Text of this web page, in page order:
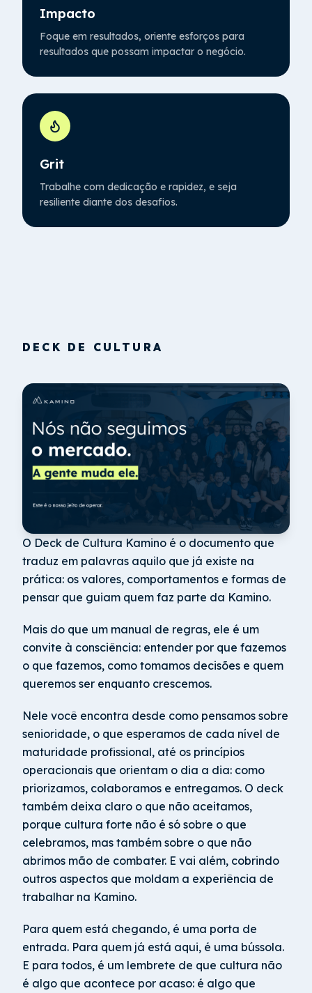
Impacto
Foque em resultados, oriente esforços para
resultados que possam impactar o negócio.
Grit
Trabalhe com dedicação e rapidez, e seja
resiliente diante dos desafios.
DECK DE CULTURA
O Deck de Cultura Kamino é o documento que
traduz em palavras aquilo que já existe na
prática: os valores, comportamentos e formas de
pensar que guiam quem faz parte da Kamino.
Mais do que um manual de regras, ele é um
convite à consciência: entender por que fazemos
o que fazemos, como tomamos decisões e quem
queremos ser enquanto crescemos.
Nele você encontra desde como pensamos sobre
senioridade, o que esperamos de cada nível de
maturidade profissional, até os princípios
operacionais que orientam o dia a dia: como
priorizamos, colaboramos e entregamos. O deck
também deixa claro o que não aceitamos,
porque cultura forte não é só sobre o que
celebramos, mas também sobre o que não
abrimos mão de combater. E vai além, cobrindo
outros aspectos que moldam a experiência de
trabalhar na Kamino.
Para quem está chegando, é uma porta de
entrada. Para quem já está aqui, é uma bússola.
E para todos, é um lembrete de que cultura não
é algo que acontece por acaso: é algo que